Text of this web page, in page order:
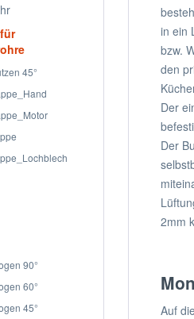
45°
90°
60°
45°
in ein
bzw.
den
Der
Der
2mm
Auf